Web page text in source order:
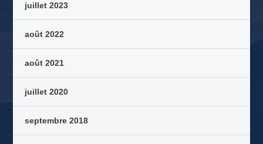
juillet 2023
août 2022
août 2021
juillet 2020
septembre 2018